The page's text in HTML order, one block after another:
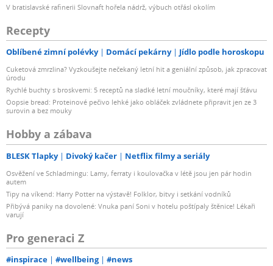
V bratislavské rafinerii Slovnaft hořela nádrž, výbuch otřásl okolím
Recepty
Oblíbené zimní polévky Domácí pekárny Jídlo podle horoskopu
Cuketová zmrzlina? Vyzkoušejte nečekaný letní hit a geniální způsob, jak zpracovat
úrodu
Rychlé buchty s broskvemi: 5 receptů na sladké letní moučníky, které mají šťávu
Oopsie bread: Proteinové pečivo lehké jako obláček zvládnete připravit jen ze 3
surovin a bez mouky
Hobby a zábava
BLESK Tlapky Divoký kačer Netflix filmy a seriály
Osvěžení ve Schladmingu: Lamy, ferraty i koulovačka v létě jsou jen pár hodin
autem
Tipy na víkend: Harry Potter na výstavě! Folklor, bitvy i setkání vodníků
Přibývá paniky na dovolené: Vnuka paní Soni v hotelu poštípaly štěnice! Lékaři
varují
Pro generaci Z
#inspirace #wellbeing #news